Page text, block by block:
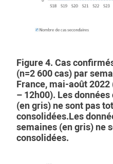
Figure 4. Cas
(n=2 600 cas) par
France, mai-août
– 12h00). Les
(en gris) ne sont pas
consolidées.Les
semaines (en gris) ne
consolidées.